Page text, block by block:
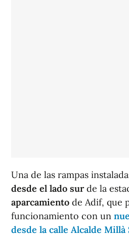
Una de las rampas
desde el lado surde la
aparcamiento de Adif, que
funcionamiento con un
desde la calle Alcalde Millà